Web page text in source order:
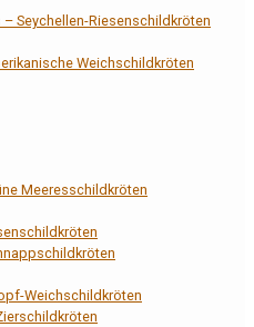
Seychellen-Riesenschildkröten
Weichschildkröten
Meeresschildkröten
Weichschildkröten